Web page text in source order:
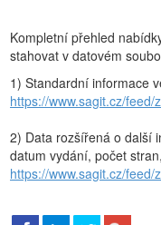
Kompletní přehled
stahovat v datovém
1) Standardní informace
https://www.sagit.cz/feed/
2) Data rozšířená o další
datum vydání, počet
https://www.sagit.cz/feed/